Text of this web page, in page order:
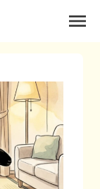
menu